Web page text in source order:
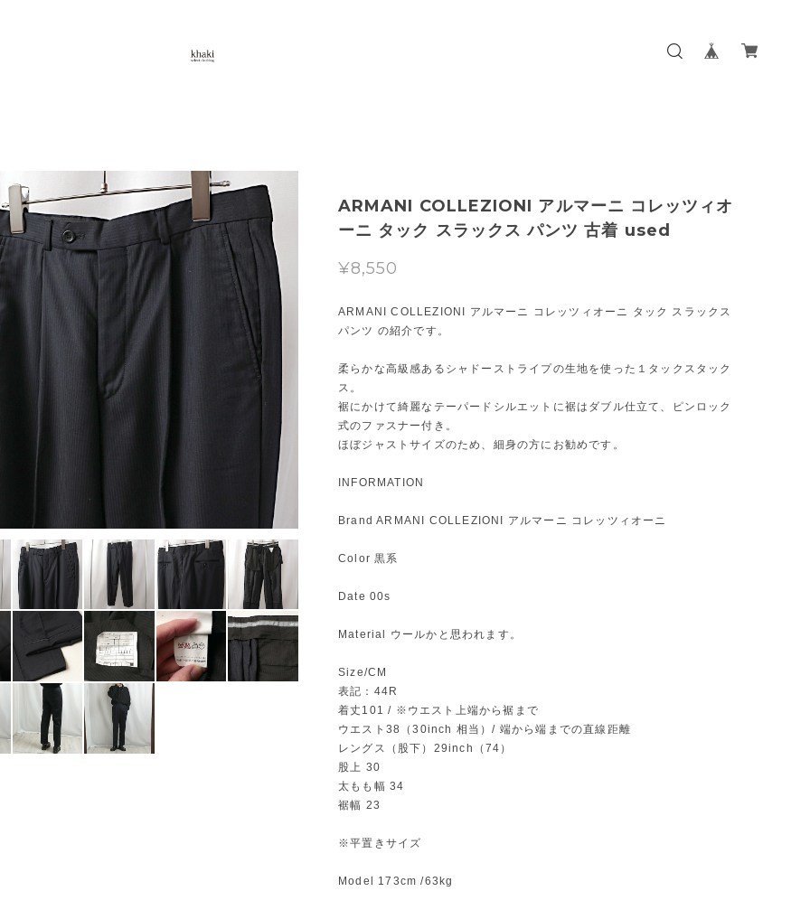
ARMANI COLLEZIONI アルマーニ コレッツィオ
ーニ タック スラックス パンツ 古着 used
¥8,550
ARMANI COLLEZIONI アルマーニ コレッツィオーニ タック スラックス
パンツ の紹介です。
柔らかな高級感あるシャドーストライプの生地を使った１タックスタック
ス。
裾にかけて綺麗なテーパードシルエットに裾はダブル仕立て、ピンロック
式のファスナー付き。
ほぼジャストサイズのため、細身の方にお勧めです。
INFORMATION
Brand ARMANI COLLEZIONI アルマーニ コレッツィオーニ
Color 黒系
Date 00s
Material ウールかと思われます。
Size/CM
表記：44R
着丈101 / ※ウエスト上端から裾まで
ウエスト38（30inch 相当）/ 端から端までの直線距離
レングス（股下）29inch（74）
股上 30
太もも幅 34
裾幅 23
※平置きサイズ
Model 173cm /63kg